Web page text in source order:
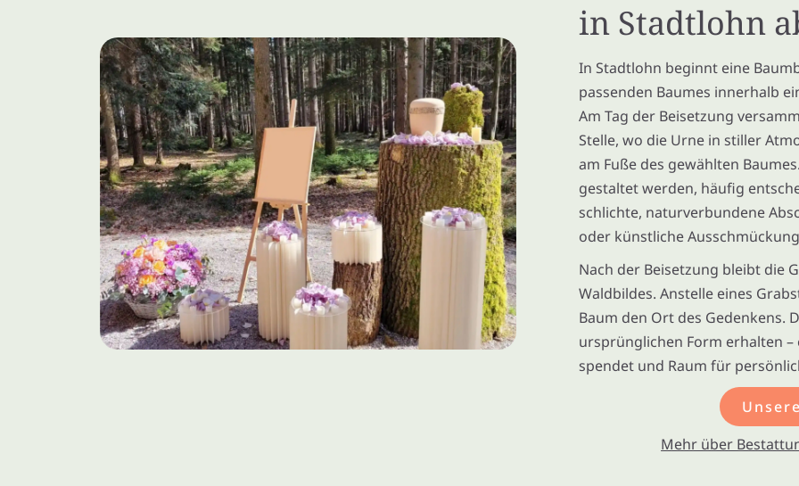
in Stadtlohn
In Stadtlohn beginnt eine
passenden Baumes innerhalb
Am Tag der Beisetzung
Stelle, wo die Urne in stiller
am Fuße des gewählten
gestaltet werden, häufig
schlichte, naturverbundene
oder künstliche
Nach der Beisetzung bleibt die
Waldbildes. Anstelle eines
Baum den Ort des Gedenkens.
ursprünglichen Form erhalten
spendet und Raum für
Mehr über